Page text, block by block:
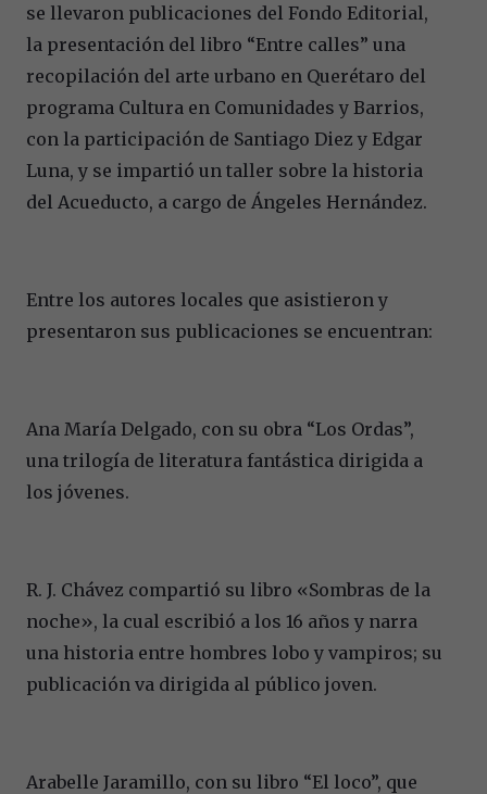
se llevaron publicaciones del Fondo Editorial,
la presentación del libro “Entre calles” una
recopilación del arte urbano en Querétaro del
programa Cultura en Comunidades y Barrios,
con la participación de Santiago Diez y Edgar
Luna, y se impartió un taller sobre la historia
del Acueducto, a cargo de Ángeles Hernández.
Entre los autores locales que asistieron y
presentaron sus publicaciones se encuentran:
Ana María Delgado, con su obra “Los Ordas”,
una trilogía de literatura fantástica dirigida a
los jóvenes.
R. J. Chávez compartió su libro «Sombras de la
noche», la cual escribió a los 16 años y narra
una historia entre hombres lobo y vampiros; su
publicación va dirigida al público joven.
Arabelle Jaramillo, con su libro “El loco”, que